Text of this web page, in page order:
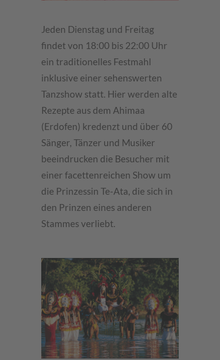
Jeden Dienstag und Freitag
findet von 18:00 bis 22:00 Uhr
ein traditionelles Festmahl
inklusive einer sehenswerten
Tanzshow statt. Hier werden alte
Rezepte aus dem Ahimaa
(Erdofen) kredenzt und über 60
Sänger, Tänzer und Musiker
beeindrucken die Besucher mit
einer facettenreichen Show um
die Prinzessin Te-Ata, die sich in
den Prinzen eines anderen
Stammes verliebt.